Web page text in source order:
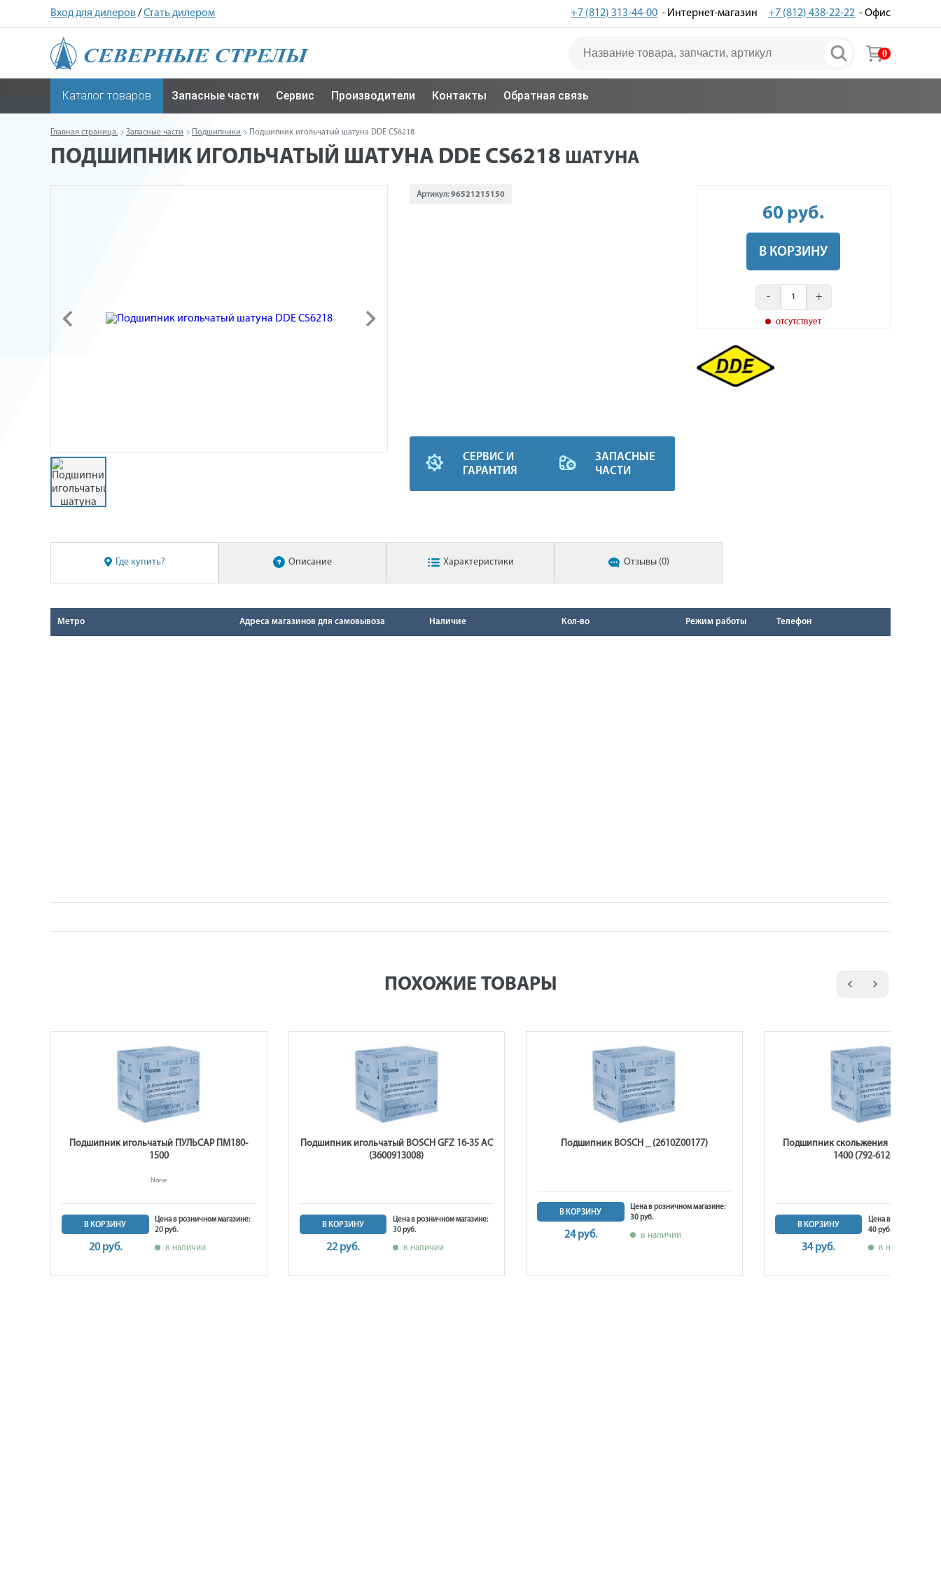
Вход для дилеров/Стать дилером +7 (812) 313-44-00 - Интернет-магазин +7 (812) 438-22-22 - Офис
0
Каталог товаров Запасные части Сервис Производители Контакты Обратная связь
Главная страница. Запасные части Подшипники Подшипник игольчатый шатуна DDE CS6218
ПОДШИПНИК ИГОЛЬЧАТЫЙ ШАТУНА DDE CS6218 ШАТУНА
Артикул:96521215150
СЕРВИС И
ГАРАНТИЯ
ЗАПАСНЫЕ
ЧАСТИ
60 руб.
В КОРЗИНУ
- +
отсутствует
Где купить? Описание Характеристики Отзывы (0)
Метро Адреса магазинов для самовывоза Наличие Кол-во Режим работы Телефон
ПОХОЖИЕ ТОВАРЫ
Подшипник игольчатый ПУЛЬСАР ПМ180-
1500
None
В КОРЗИНУ
20 руб.
Цена в розничном магазине:
20 руб.
в наличии
Подшипник игольчатый BOSCH GFZ 16-35 AC
(3600913008)
В КОРЗИНУ
22 руб.
Цена в розничном магазине:
30 руб.
в наличии
Подшипник BOSCH _ (2610Z00177)
В КОРЗИНУ
24 руб.
Цена в розничном магазине:
30 руб.
в наличии
Подшипник скольжения ПУЛЬСАР
1400 (792-612-027)
В КОРЗИНУ
34 руб.
Цена в розничном
40 руб.
в наличии